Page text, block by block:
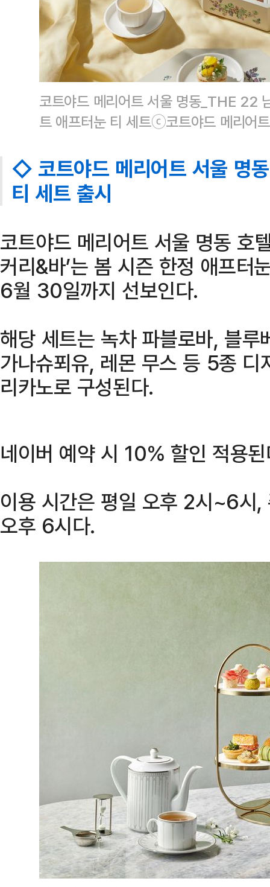
코트야드 메리어트 서울 명동_THE 22
트 애프터눈 티 세트ⓒ코트야드 메리어
◇ 코트야드 메리어트 서울 명
티 세트 출시
코트야드 메리어트 서울 명동 호
커리&바’는 봄 시즌 한정 애프터
6월 30일까지 선보인다.
해당 세트는 녹차 파블로바, 블
가나슈푀유, 레몬 무스 등 5종
리카노로 구성된다.
네이버 예약 시 10% 할인 적용
이용 시간은 평일 오후 2시~6시
오후 6시다.